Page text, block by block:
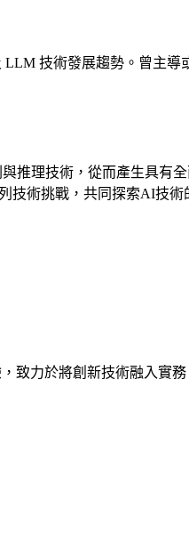
技術發展趨勢。曾主
推理技術，從而產生具有
技術挑戰，共同探索AI技術
致力於將創新技術融入實務